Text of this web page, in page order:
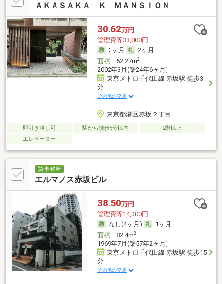
ＡＫＡＳＡＫＡ Ｋ ＭＡＮＳＩＯＮ
30.62万円
管理費等33,000円
3ヶ月
2ヶ月
面積52.27m2
2002年3月(築24年6ヶ月)
東京メトロ千代田線 赤坂駅 徒歩3
分
その他の交通
東京都港区赤坂２丁目
即引き渡し可 駅から徒歩5分以内
2階以上
エレベーター
貸事務所
エルマノス赤坂ビル
38.50万円
管理費等14,300円
なし(4ヶ月)
1ヶ月
面積82.4m2
1969年7月(築57年2ヶ月)
東京メトロ千代田線 赤坂駅 徒歩15
分
その他の交通